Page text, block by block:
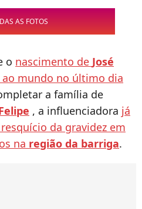
AS FOTOS
o nascimento de José
ao mundo no último dia
a família de
, a influenciadora já
da gravidez em
na região da barriga.